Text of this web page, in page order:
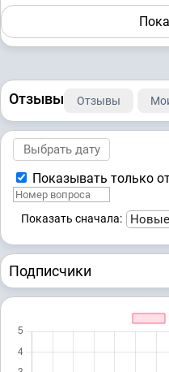
9-699/2021 ~ М-2946/2021
Отзывы Отзывы
Показывать только
Показать сначала:
Подписчики